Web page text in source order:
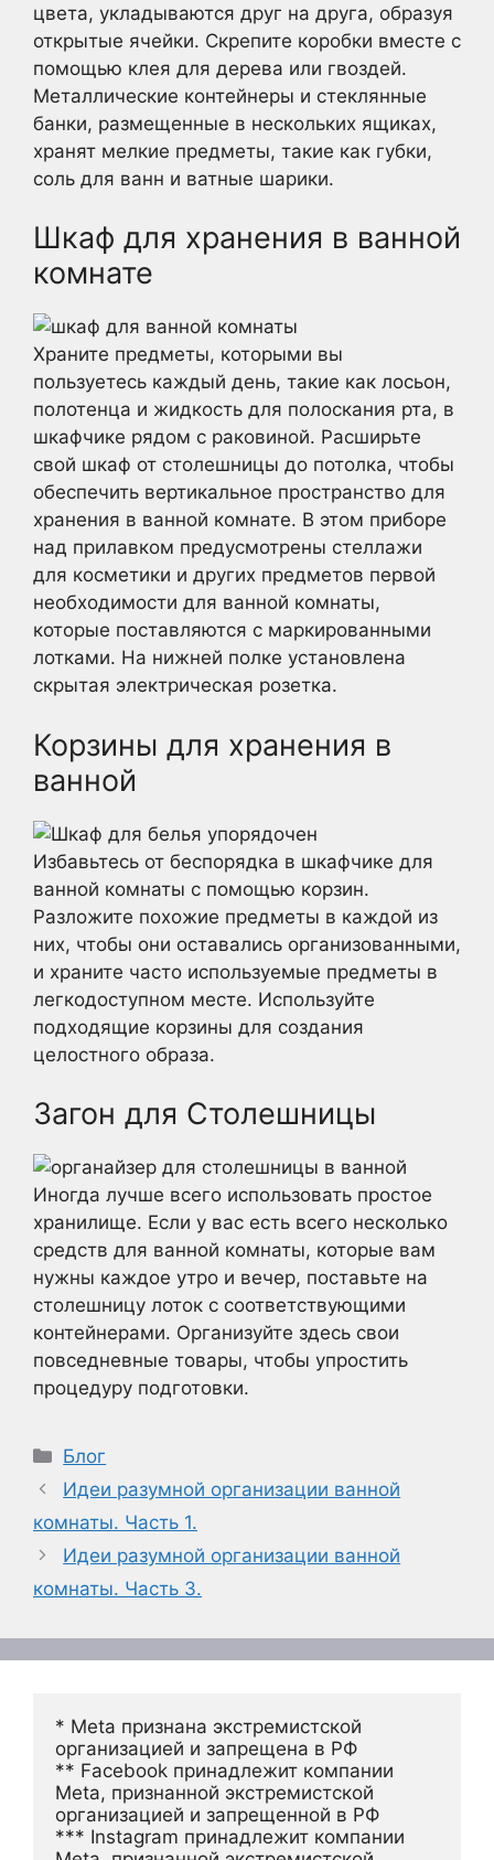
цвета, укладываются друг на друга, образуя
открытые ячейки. Скрепите коробки вместе с
помощью клея для дерева или гвоздей.
Металлические контейнеры и стеклянные
банки, размещенные в нескольких ящиках,
хранят мелкие предметы, такие как губки,
соль для ванн и ватные шарики.
Шкаф для хранения в ванной
комнате
Храните предметы, которыми вы
пользуетесь каждый день, такие как лосьон,
полотенца и жидкость для полоскания рта, в
шкафчике рядом с раковиной. Расширьте
свой шкаф от столешницы до потолка, чтобы
обеспечить вертикальное пространство для
хранения в ванной комнате. В этом приборе
над прилавком предусмотрены стеллажи
для косметики и других предметов первой
необходимости для ванной комнаты,
которые поставляются с маркированными
лотками. На нижней полке установлена
скрытая электрическая розетка.
Корзины для хранения в
ванной
Избавьтесь от беспорядка в шкафчике для
ванной комнаты с помощью корзин.
Разложите похожие предметы в каждой из
них, чтобы они оставались организованными,
и храните часто используемые предметы в
легкодоступном месте. Используйте
подходящие корзины для создания
целостного образа.
Загон для Столешницы
Иногда лучше всего использовать простое
хранилище. Если у вас есть всего несколько
средств для ванной комнаты, которые вам
нужны каждое утро и вечер, поставьте на
столешницу лоток с соответствующими
контейнерами. Организуйте здесь свои
повседневные товары, чтобы упростить
процедуру подготовки.
Рубрики
Блог
Идеи разумной организации ванной
комнаты. Часть 1.
Идеи разумной организации ванной
комнаты. Часть 3.
* Meta признана экстремистской
организацией и запрещена в РФ
** Facebook принадлежит компании
Meta, признанной экстремистской
организацией и запрещенной в РФ
*** Instagram принадлежит компании